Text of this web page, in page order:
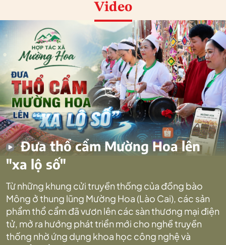
Video
Đưa thổ cẩm Mường Hoa lên
"xa lộ số"
Từ những khung cửi truyền thống của đồng bào
Mông ở thung lũng Mường Hoa (Lào Cai), các sản
phẩm thổ cẩm đã vươn lên các sàn thương mại điện
tử, mở ra hướng phát triển mới cho nghề truyền
thống nhờ ứng dụng khoa học công nghệ và